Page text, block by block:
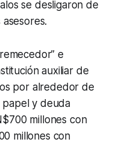
se desligaron de
e
auxiliar de
por alrededor de
y deuda
millones con
millones con